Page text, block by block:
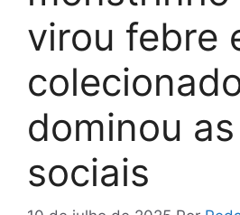
virou febre
dominou
sociais